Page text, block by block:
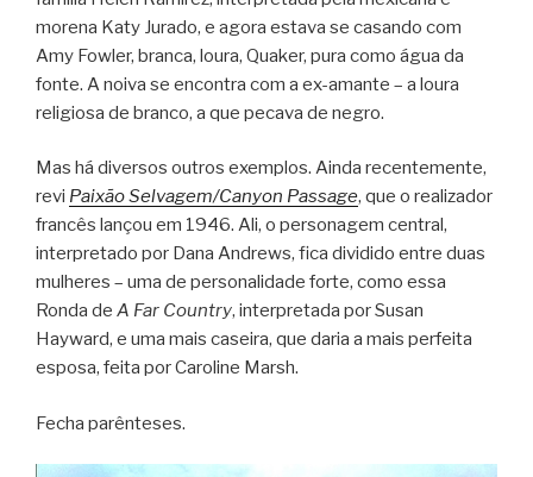
morena Katy Jurado, e agora estava se casando com
Amy Fowler, branca, loura, Quaker, pura como água da
fonte. A noiva se encontra com a ex-amante – a loura
religiosa de branco, a que pecava de negro.
Mas há diversos outros exemplos. Ainda recentemente,
revi Paixão Selvagem/Canyon Passage, que o realizador
francês lançou em 1946. Ali, o personagem central,
interpretado por Dana Andrews, fica dividido entre duas
mulheres – uma de personalidade forte, como essa
Ronda de A Far Country, interpretada por Susan
Hayward, e uma mais caseira, que daria a mais perfeita
esposa, feita por Caroline Marsh.
Fecha parênteses.